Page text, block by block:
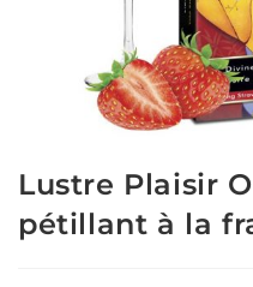
Lustre Plaisir
pétillant à la